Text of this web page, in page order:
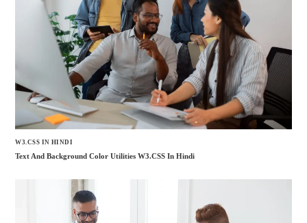
W3.CSS IN HINDI
Text And Background Color Utilities W3.CSS In Hindi